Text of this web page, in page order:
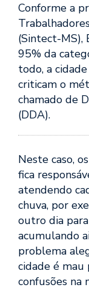
Conforme a
(Sintect-MS),
95% da
todo, a
criticam o
chamado de
(DDA).
Neste caso,
fica
atendendo
chuva, por
outro dia
acumulando
problema
cidade é mau
confusões na